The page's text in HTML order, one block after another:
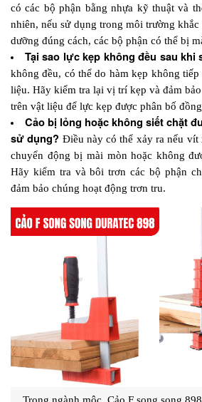
có các bộ phận bằng nhựa kỹ thuật và
nhiên, nếu sử dụng trong môi trường
dưỡng đúng cách, các bộ phận có thể bị
Tại sao lực kẹp không đều sau khi
không đều, có thể do hàm kẹp không
liệu. Hãy kiểm tra lại vị trí kẹp và đảm
trên vật liệu để lực kẹp được phân bố
Cảo bị lỏng hoặc không siết chặt
sử dụng? Điều này có thể xảy ra nếu vít
chuyển động bị mài mòn hoặc không
Hãy kiểm tra và bôi trơn các bộ phận
đảm bảo chúng hoạt động trơn tru.